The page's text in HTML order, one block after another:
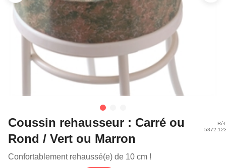
Coussin rehausseur : Carré ou
Rond / Vert ou Marron
Confortablement rehaussé(e) de 10 cm !